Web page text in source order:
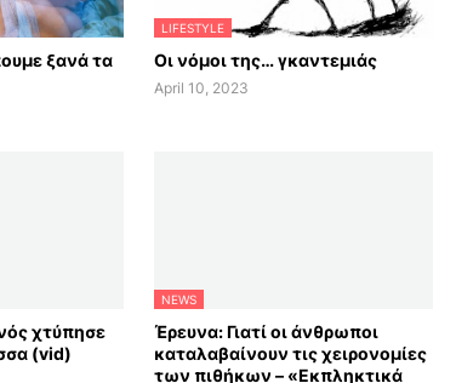
ξανά τα
LIFESTYLE
Οι νόμοι της… γκαντεμιάς
April 10, 2023
χτύπησε
(vid)
NEWS
Έρευνα: Γιατί οι άνθρωποι
καταλαβαίνουν τις χειρονομίες
των πιθήκων – «Εκπληκτικά